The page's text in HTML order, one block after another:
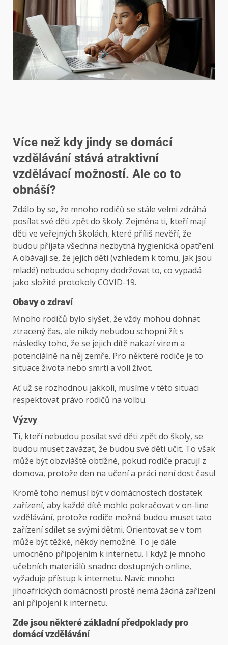
Více než kdy jindy se domácí
vzdělávání stává atraktivní
vzdělávací možností. Ale co to
obnáší?
Zdálo by se, že mnoho rodičů se stále velmi zdráhá
posílat své děti zpět do školy. Zejména ti, kteří mají
děti ve veřejných školách, které příliš nevěří, že
budou přijata všechna nezbytná hygienická opatření.
A obávají se, že jejich děti (vzhledem k tomu, jak jsou
mladé) nebudou schopny dodržovat to, co vypadá
jako složité protokoly COVID-19.
Obavy o zdraví
Mnoho rodičů bylo slyšet, že vždy mohou dohnat
ztracený čas, ale nikdy nebudou schopni žít s
následky toho, že se jejich dítě nakazí virem a
potenciálně na něj zemře. Pro některé rodiče je to
situace života nebo smrti a volí život.
Ať už se rozhodnou jakkoli, musíme v této situaci
respektovat právo rodičů na volbu.
Výzvy
Ti, kteří nebudou posílat své děti zpět do školy, se
budou muset zavázat, že budou své děti učit. To však
může být obzvláště obtížné, pokud rodiče pracují z
domova, protože den na učení a práci není dost času!
Kromě toho nemusí být v domácnostech dostatek
zařízení, aby každé dítě mohlo pokračovat v on-line
vzdělávání, protože rodiče možná budou muset tato
zařízení sdílet se svými dětmi. Orientovat se v tom
může být těžké, někdy nemožné. To je dále
umocněno připojením k internetu. I když je mnoho
učebních materiálů snadno dostupných online,
vyžaduje přístup k internetu. Navíc mnoho
jihoafrických domácností prostě nemá žádná zařízení
ani připojení k internetu.
Zde jsou některé základní předpoklady pro
domácí vzdělávání